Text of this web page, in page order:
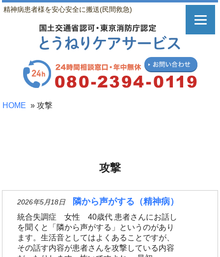
精神病患者様を安心安全に搬送(民間救急)
HOME » 攻撃
攻撃
2026年5月18日 隣から声がする（精神病）
統合失調症 女性 40歳代 患者さんにお話し
を聞くと「隣から声がする」というのがあり
ます。生活音としてはよくあることですが、
その話す内容が患者さんを攻撃している内容